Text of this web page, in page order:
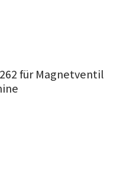
für Magnetventil